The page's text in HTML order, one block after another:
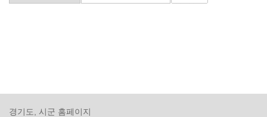
경기도, 시군 홈페이지